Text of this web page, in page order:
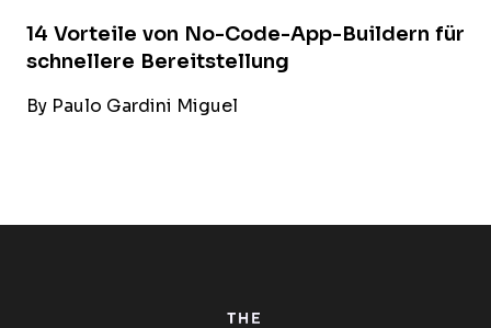
14 Vorteile von No-Code-App-Buildern für
schnellere Bereitstellung
By Paulo Gardini Miguel